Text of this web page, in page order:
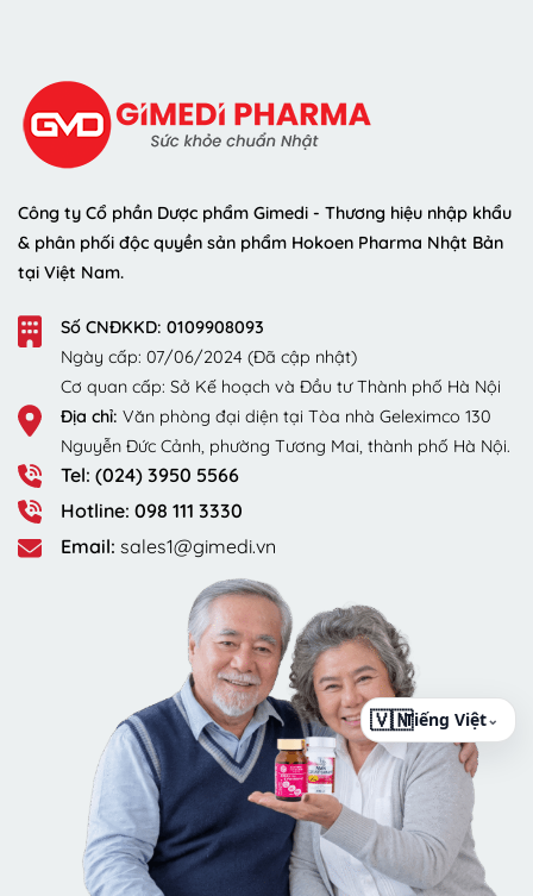
Công ty Cổ phần Dược phẩm Gimedi - Thương hiệu nhập khẩu
& phân phối độc quyền sản phẩm Hokoen Pharma Nhật Bản
tại Việt Nam.
Số CNĐKKD: 0109908093
Ngày cấp: 07/06/2024 (Đã cập nhật)
Cơ quan cấp: Sở Kế hoạch và Đầu tư Thành phố Hà Nội
Địa chỉ: Văn phòng đại diện tại Tòa nhà Geleximco 130
Nguyễn Đức Cảnh, phường Tương Mai, thành phố Hà Nội.
Tel: (024) 3950 5566
Hotline: 098 111 3330
Email: sales1@gimedi.vn
⌄